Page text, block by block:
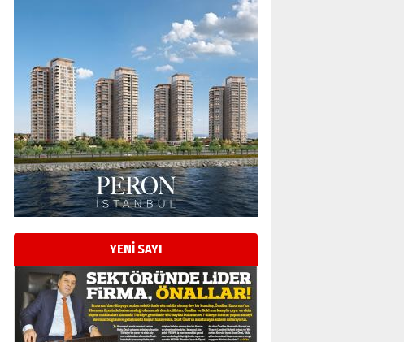
YENİ SAYI
Esat BİNDESEN
Başkan Sekmen’den Erzurum’a
bir vizyon proje daha!
02 Ağustos 2026 Pazar
Kadir SABUNCUOĞLU
Erzurumspor’un köşe taşları
29 Haziran 2026 Pazartesi
Kenan GÜLERCİ
Murat Şahsuvaroğlu ERKON’da
çıtayı yukarı taşırken,
yönetimdekiler aşağı
çekmemeli!
17 Şubat 2026 SalıOrhan BOZKURT